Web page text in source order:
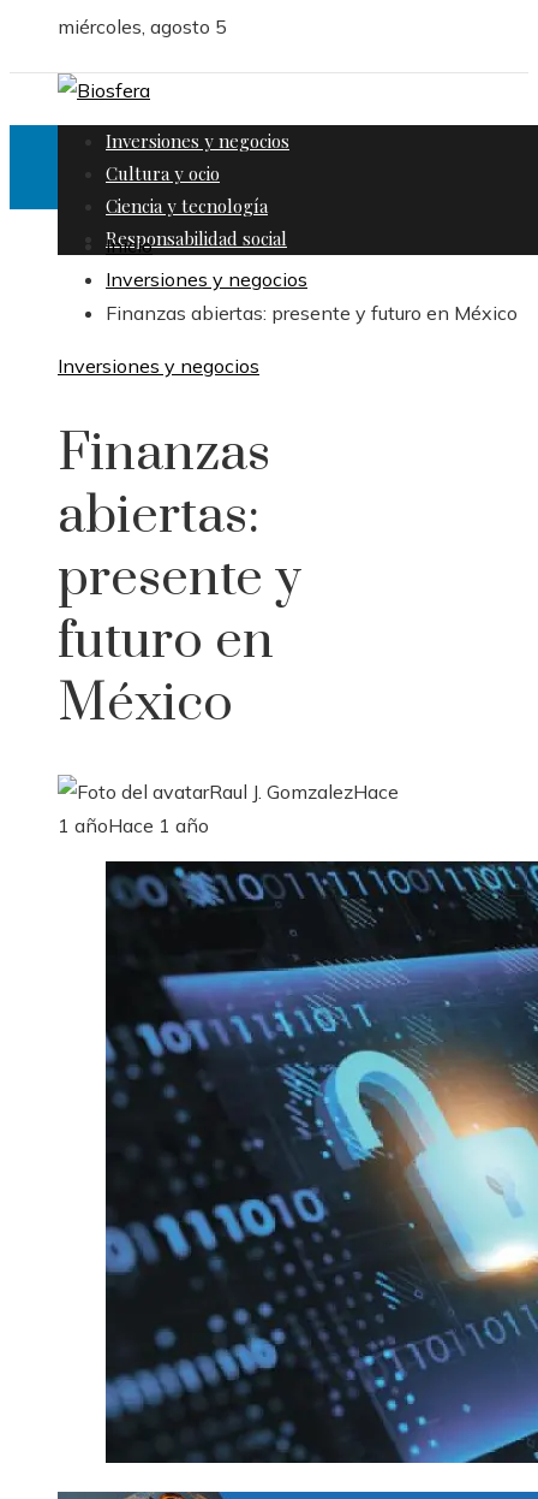
miércoles, agosto 5
Inversiones y negocios
Cultura y ocio
Ciencia y tecnología
Responsabilidad social
Inicio
Inversiones y negocios
Finanzas abiertas: presente y futuro en México
Inversiones y negocios
Finanzas
abiertas:
presente y
futuro en
México
Raul J. GomzalezHace
1 añoHace 1 año